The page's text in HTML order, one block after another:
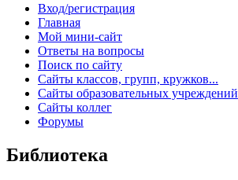
Вход/регистрация
Главная
Мой мини-сайт
Ответы на вопросы
Поиск по сайту
Сайты классов, групп, кружков...
Сайты образовательных учреждений
Сайты коллег
Форумы
Библиотека